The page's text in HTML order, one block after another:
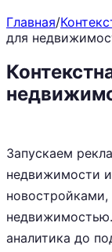
Главная/
для
Запускаем
недвижимости
аналитика до